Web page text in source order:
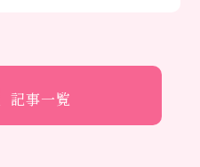
記事一覧